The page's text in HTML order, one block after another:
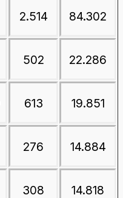
2.514 84.302
502 22.286
613 19.851
276 14.884
308 14.818